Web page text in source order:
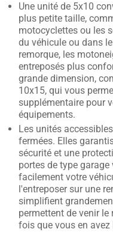
Une unité de 5x10
plus petite taille,
motocyclettes ou les
du véhicule ou dans
remorque, les
entreposés plus
grande dimension,
10x15, qui vous
supplémentaire pour
équipements.
Les unités
fermées. Elles
sécurité et une
portes de type
facilement votre
l'entreposer sur une
simplifient
permettent de venir
fois que vous en avez